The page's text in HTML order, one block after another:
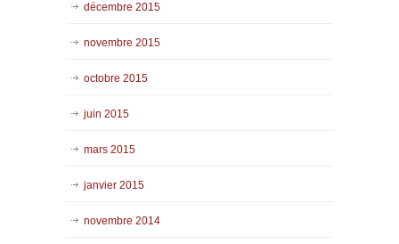
décembre 2015
novembre 2015
octobre 2015
juin 2015
mars 2015
janvier 2015
novembre 2014